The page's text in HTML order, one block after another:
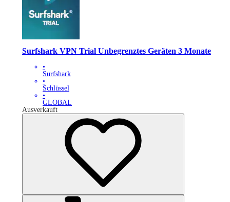
Surfshark VPN Trial Unbegrenztes Geräten 3 Monate
•
Surfshark
•
Schlüssel
•
GLOBAL
Ausverkauft